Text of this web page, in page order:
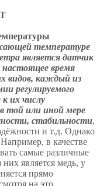
температуре
является датчик
время
видов, каждый из
регулируемого
их числу
той или иной мере
стабильности,
и т.д. Однако
в качестве
самые различные
является медь, у
прямо